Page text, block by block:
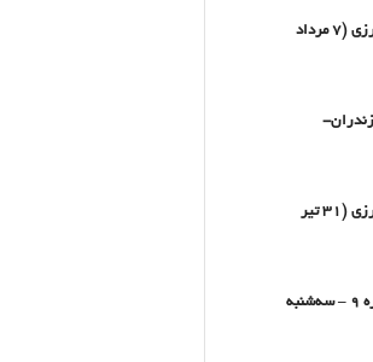
پیش بینی و توصیه های کشاورزی (7 مرداد
پیش بینی و توصیه های کشاورزی (31 تیر
هشدار جوی سطح نارنجی شماره 9 – سه‌شنبه